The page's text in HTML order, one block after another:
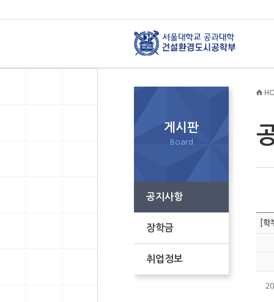
게시판
Board
공지사항
장학금
취업정보
[학